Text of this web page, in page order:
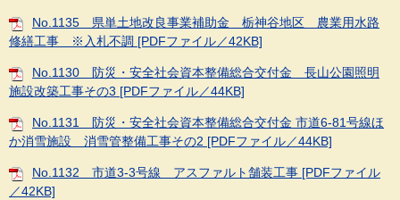
No.1135 県単土地改良事業補助金 栃神谷地区 農業用水路
修繕工事 ※入札不調 [PDFファイル／42KB]
No.1130 防災・安全社会資本整備総合交付金 長山公園照明
施設改築工事その3 [PDFファイル／44KB]
No.1131 防災・安全社会資本整備総合交付金 市道6-81号線ほ
か消雪施設 消雪管整備工事その2 [PDFファイル／44KB]
No.1132 市道3-3号線 アスファルト舗装工事 [PDFファイル
／42KB]